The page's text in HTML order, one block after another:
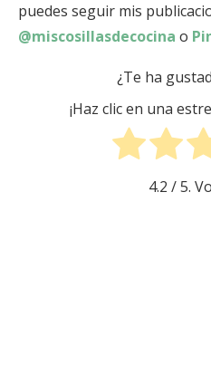
puedes seguir mis
@miscosillasdecocina o
¿Te ha
¡Haz clic en una
4.2 / 5.